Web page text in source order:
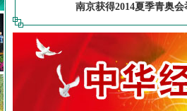
南京获得2014夏季青奥会